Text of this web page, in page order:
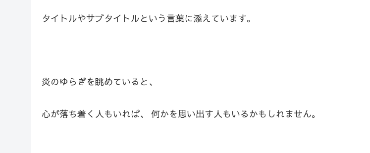
タイトルやサブタイトルという言葉に添えています。
炎のゆらぎを眺めていると、
心が落ち着く人もいれば、 何かを思い出す人もいるかもしれません。